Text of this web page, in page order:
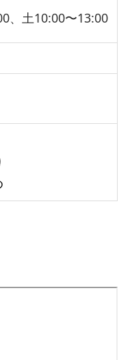
、土10:00〜13:00